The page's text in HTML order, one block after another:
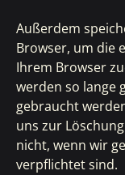
Außerdem
Browser, um die
Ihrem Browser
werden so lange
gebraucht
uns zur
nicht, wenn wir
verpflichtet sind.